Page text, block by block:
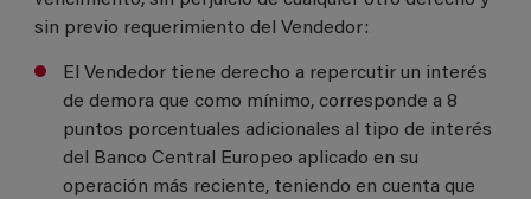
sin previo requerimiento del Vendedor:
El Vendedor tiene derecho a repercutir un interés
de demora que como mínimo, corresponde a 8
puntos porcentuales adicionales al tipo de interés
del Banco Central Europeo aplicado en su
operación más reciente, teniendo en cuenta que